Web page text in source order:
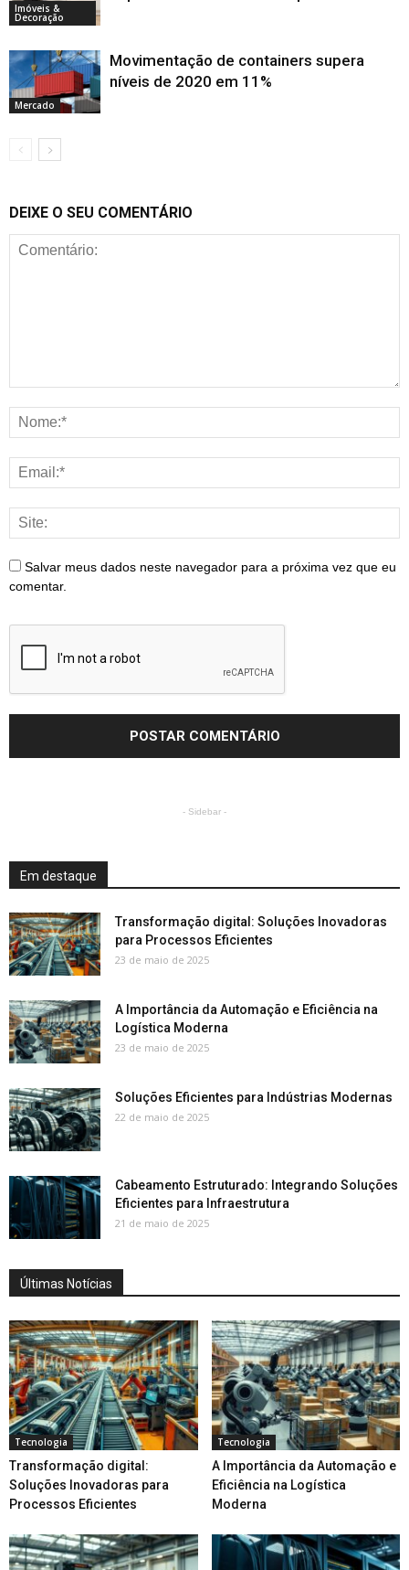
Imóveis &
Decoração
Mercado
Movimentação de containers supera
níveis de 2020 em 11%
DEIXE O SEU COMENTÁRIO
Salvar meus dados neste navegador para a próxima vez que eu
comentar.
- Sidebar -
Em destaque
Transformação digital: Soluções Inovadoras
para Processos Eficientes
23 de maio de 2025
A Importância da Automação e Eficiência na
Logística Moderna
23 de maio de 2025
Soluções Eficientes para Indústrias Modernas
22 de maio de 2025
Cabeamento Estruturado: Integrando Soluções
Eficientes para Infraestrutura
21 de maio de 2025
Últimas Notícias
Tecnologia
Transformação digital:
Soluções Inovadoras para
Processos Eficientes
Tecnologia
A Importância da Automação e
Eficiência na Logística
Moderna